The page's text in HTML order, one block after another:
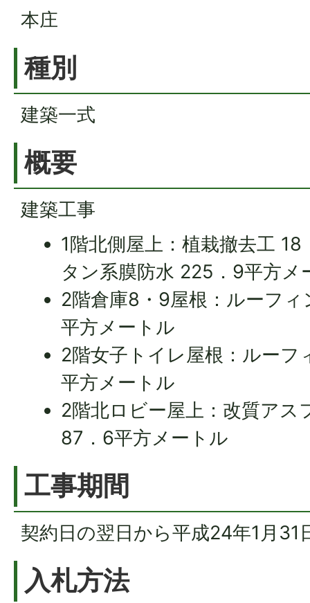
本庄
種別
建築一式
概要
建築工事
1階北側屋上：植栽撤去工
タン系膜防水 225．9平方メ
2階倉庫8・9屋根：ルーフ
平方メートル
2階女子トイレ屋根：ルー
平方メートル
2階北ロビー屋上：改質アス
87．6平方メートル
工事期間
契約日の翌日から平成24年1月31
入札方法